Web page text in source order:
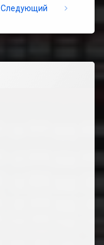
Следующий